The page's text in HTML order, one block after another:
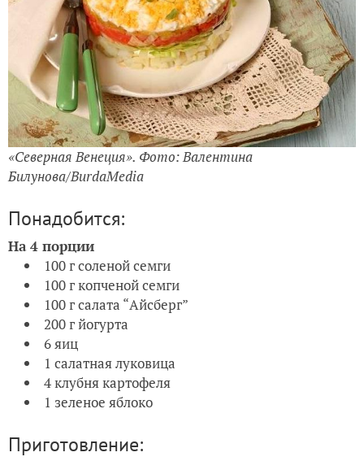
«Северная Венеция». Фото: Валентина
Билунова/BurdaMedia
Понадобится:
На 4 порции
100 г соленой семги
100 г копченой семги
100 г салата “Айсберг”
200 г йогурта
6 яиц
1 салатная луковица
4 клубня картофеля
1 зеленое яблоко
Приготовление: